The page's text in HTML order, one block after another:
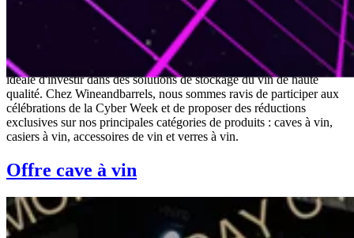
Cyber Monday
La Cyber Monday est le moment de l'année où les acheteurs avisés
obtiennent les meilleures offres en ligne, ce qui en fait l'occasion
idéale d'investir dans des solutions de stockage du vin de haute
qualité. Chez Wineandbarrels, nous sommes ravis de participer aux
célébrations de la Cyber Week et de proposer des réductions
exclusives sur nos principales catégories de produits : caves à vin,
casiers à vin, accessoires de vin et verres à vin.
Offre cave à vin